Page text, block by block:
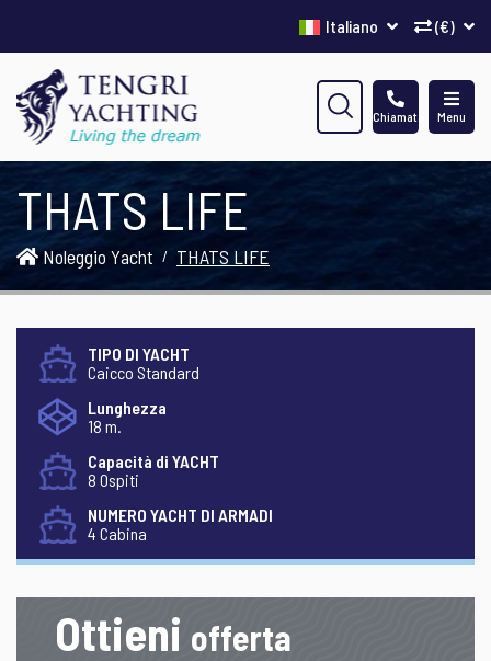
(€)
Italiano
Menu
Chiamata
THATS LIFE
Noleggio Yacht THATS LIFE
TIPO DI YACHT
Caicco Standard
Lunghezza
18 m.
Capacità di YACHT
8 Ospiti
NUMERO YACHT DI ARMADI
4 Cabina
Ottieni offerta